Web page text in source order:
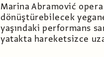
Marina Abramović
dönüştürebilecek
yaşındaki performans
yatakta hareketsizce